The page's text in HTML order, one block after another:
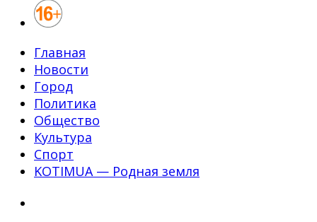
Главная
Новости
Город
Политика
Общество
Культура
Спорт
KOTIMUA — Родная земля